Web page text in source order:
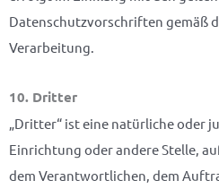
Datenschutzvorschriften gemäß
Verarbeitung.
10. Dritter
„Dritter“ ist eine natürliche oder
Einrichtung oder andere Stelle,
dem Verantwortlichen, dem